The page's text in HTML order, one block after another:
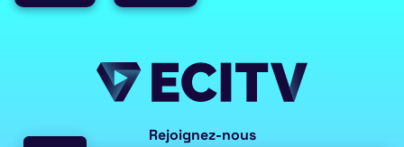
Rejoignez-nous